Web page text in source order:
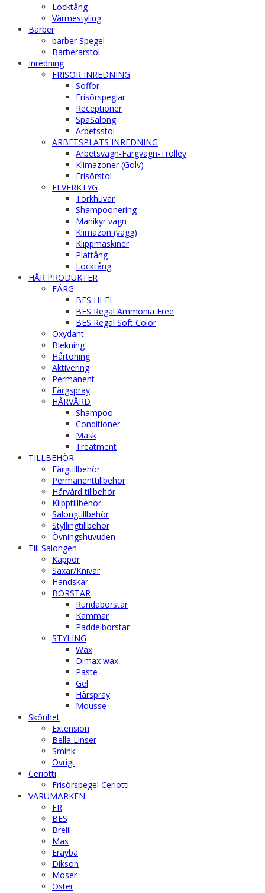
Locktång
Värmestyling
Barber
barber Spegel
Barberarstol
Inredning
FRISÖR INREDNING
Soffor
Frisörspeglar
Receptioner
SpaSalong
Arbetsstol
ARBETSPLATS INREDNING
Arbetsvagn-Färgvagn-Trolley
Klimazoner (Golv)
Frisörstol
ELVERKTYG
Torkhuvar
Shampoonering
Manikyr vagn
Klimazon (vägg)
Klippmaskiner
Plattång
Locktång
HÅR PRODUKTER
FÄRG
BES HI-FI
BES Regal Ammonia Free
BES Regal Soft Color
Oxydant
Blekning
Hårtoning
Aktivering
Permanent
Färgspray
HÅRVÅRD
Shampoo
Conditioner
Mask
Treatment
TILLBEHÖR
Färgtillbehör
Permanenttillbehör
Hårvård tillbehör
Klipptillbehör
Salongtillbehör
Styllingtillbehör
Övningshuvuden
Till Salongen
Kappor
Saxar/Knivar
Handskar
BORSTAR
Rundaborstar
Kammar
Paddelborstar
STYLING
Wax
Dimax wax
Paste
Gel
Hårspray
Mousse
Skönhet
Extension
Bella Linser
Smink
Övrigt
Ceriotti
Frisörspegel Ceriotti
VARUMÄRKEN
FR
BES
Brelil
Mas
Erayba
Dikson
Moser
Oster